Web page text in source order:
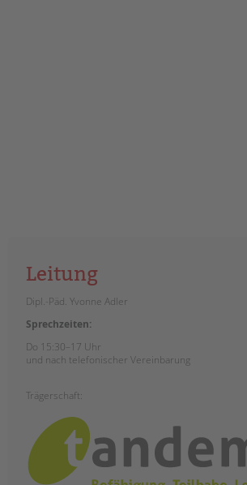
Leitung
Dipl.-Päd. Yvonne Adler
Sprechzeiten:
Do 15:30–17 Uhr
und nach telefonischer Vereinbarung
Trägerschaft: